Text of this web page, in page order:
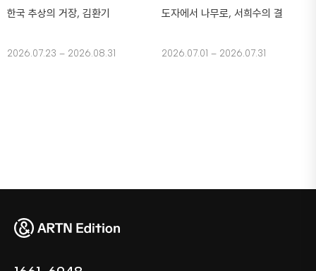
한국 추상의 거장, 김환기
2026.07.23 – 2026.08.31
도자에서 나무로, 서희수의 결
2026.07.01 – 2026.07.31